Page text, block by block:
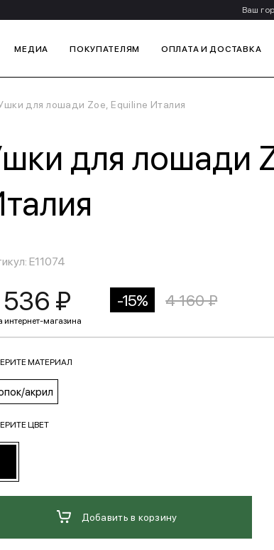
Ваш
МЕДИА ПОКУПАТЕЛЯМ ОПЛАТА И ДОСТАВКА
для лошади Zoe, Equiline Италия
для лошади
E11074
₽ -15% 4 160 ₽
МАТЕРИАЛ
акрил
ЦВЕТ
Добавить в корзину